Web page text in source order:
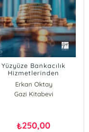
Yüzyüze Bankacılık
Hizmetlerinden
Memnuniyetin
Belirliyicileri
Erkan Oktay
Gazi Kitabevi
₺250,00